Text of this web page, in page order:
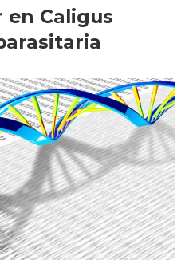
Caligus